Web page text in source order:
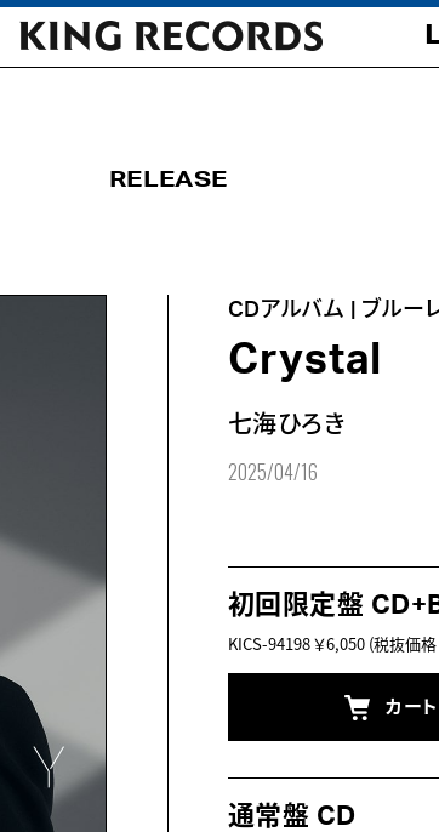
RELEASE
CDアルバム | ブルー
Crystal
七海ひろき
2025/04/16
初回限定盤
KICS-94198￥6,050 (税抜価
カー
通常盤 CD